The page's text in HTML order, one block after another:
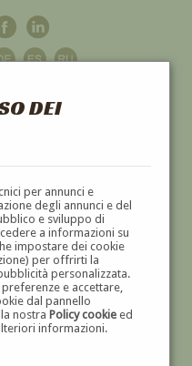
DEI
per annunci e
degli annunci e del
e sviluppo di
a informazioni su
impostare dei cookie
per offrirti la
personalizzata.
e accettare,
dal pannello
nostra Policy cookieed
informazioni.
'800 E '900